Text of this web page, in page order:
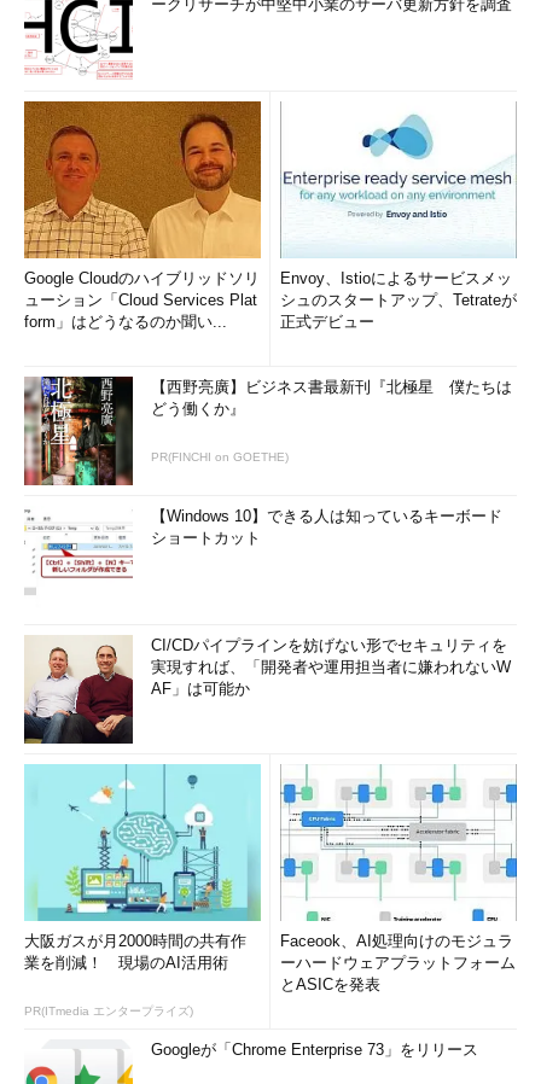
ークリサーチが中堅中小業のサーバ更新方針を調査
Google Cloudのハイブリッドソリ
ューション「Cloud Services Plat
form」はどうなるのか聞い...
Envoy、Istioによるサービスメッ
シュのスタートアップ、Tetrateが
正式デビュー
【西野亮廣】ビジネス書最新刊『北極星 僕たちは
どう働くか』
PR(FINCHI on GOETHE)
【Windows 10】できる人は知っているキーボード
ショートカット
CI/CDパイプラインを妨げない形でセキュリティを
実現すれば、「開発者や運用担当者に嫌われないW
AF」は可能か
大阪ガスが月2000時間の共有作
業を削減！ 現場のAI活用術
PR(ITmedia エンタープライズ)
Faceook、AI処理向けのモジュラ
ーハードウェアプラットフォーム
とASICを発表
Googleが「Chrome Enterprise 73」をリリース